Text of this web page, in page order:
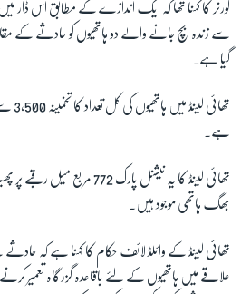
گورنر کا کہنا تھا کہ ایک اندازے کے مطابق اس ڈار
سے زندہ بچ جانے والے دو ہاتھیوں کو حادثے کے
گیا ہے۔
تھائی لینڈ میں ہاتھیوں کی کل تعداد کا تخمینہ 3,500
ہے۔
تھائی لینڈ کا یہ نیشنل پارک 772 مربع میل رقبے پر
بھگ ہاتھی موجود ہیں۔
تھائی لینڈ کے وائلڈ لائف حکام کا کہنا ہے کہ
علاقے میں ہاتھیوں کے لئے باقاعدہ گزرگاہ تعمیر